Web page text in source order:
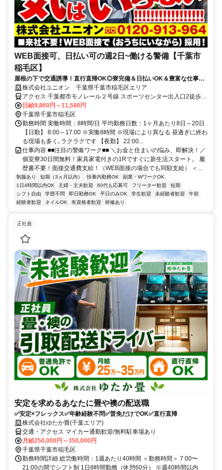
WEB面接可、日払い可の週2日~働ける警備【千葉市
稲毛区】
屋根の下で交通誘導！直行直帰OK◎寮完備＆日払いOK＆豊富な仕事量
★仕事が早く終わった時でも日給保証
株式会社ユニオン 千葉県千葉市稲毛区エリア
アクセス 千葉都市モノレール２号線 スポーツセンター出入口2徒歩約
16分、千葉都市モノレール２号線 穴川（千葉県）出入口3徒歩約16
分、千葉都市モノレール２号線 動物公園出入口2徒歩約25分 千葉県
千葉市稲毛区エリア（穴川駅、稲毛駅、京成稲毛駅、作草部駅、スポ
ーツセンター駅、天台駅等）
日給9,860円～11,580円
千葉県千葉市稲毛区
勤務時間 実働時間：8時間/日 平均勤務日数：1ヶ月あたり8日～20日
【日勤】 8:00～17:00 ※実働8時間 ※現場により異なる 昼過ぎに終わ
る現場も多く､ラクラクです 【夜勤】 22:00...
仕事内容 ■■注目の警備ワーク■■ ＼お金と住まいの悩み、即解決！／
個室寮30日間無料！家具家電付きの1Rですぐに新生活スタート。 履
歴書不要！面接交通費支給！（WEB面接の場合でも同額支給） ＜...
制服あり 短期（3ヵ月以内） 扶養内勤務OK
副業・WワークOK
1日4時間以内OK
主婦・主夫歓迎 60代も応募可 フリーター歓迎
短期
シフト自由
学歴不問 即日勤務OK 平日のみOK 学生歓迎 未経験者歓迎
午前
経験者歓迎
ネイルOK 有資格者歓迎 研修あり
正社員
安定を求めるあなたに畳や襖の配送職
✅安定×フレックス✅年齢経験不問✅普免だけでOK✅直行直帰
株式会社ゆたか畳(千葉エリア)
交通・アクセス マイカー通勤歓迎/無料駐車場あり
月給250,000円～350,000円
千葉県千葉市稲毛区
勤務時間詳細 総労働時間：1週あたり40時間 ＜勤務時間＞ 7:00〜
21:00の間でシフト制 1日8時間勤務（休憩60分） ※週40時間以内